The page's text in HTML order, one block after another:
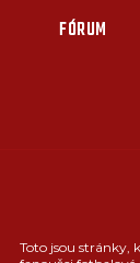
FÓRUM
Toto jsou stránky,